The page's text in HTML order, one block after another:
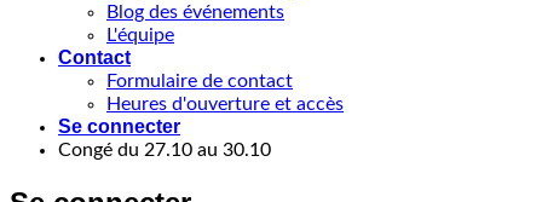
Blog des événements
L'équipe
Contact
Formulaire de contact
Heures d'ouverture et accès
Se connecter
Congé du 27.10 au 30.10